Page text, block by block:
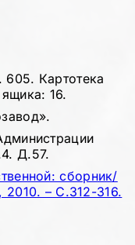
Картотека
16.
Д.57.
сборник/
2010. – С.312-316.